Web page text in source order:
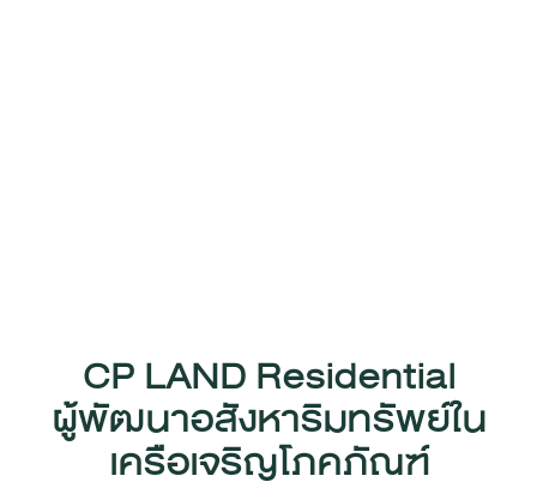
CP LAND Residential
ผู้พัฒนาอสังหาริมทรัพย์ใน
เครือเจริญโภคภัณฑ์